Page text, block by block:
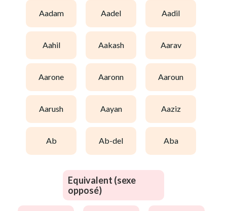
aadam aadel aadil
aahil aakash aarav
aarone aaronn aaroun
aarush aayan aaziz
ab ab-del aba
Equivalent (sexe
opposé)